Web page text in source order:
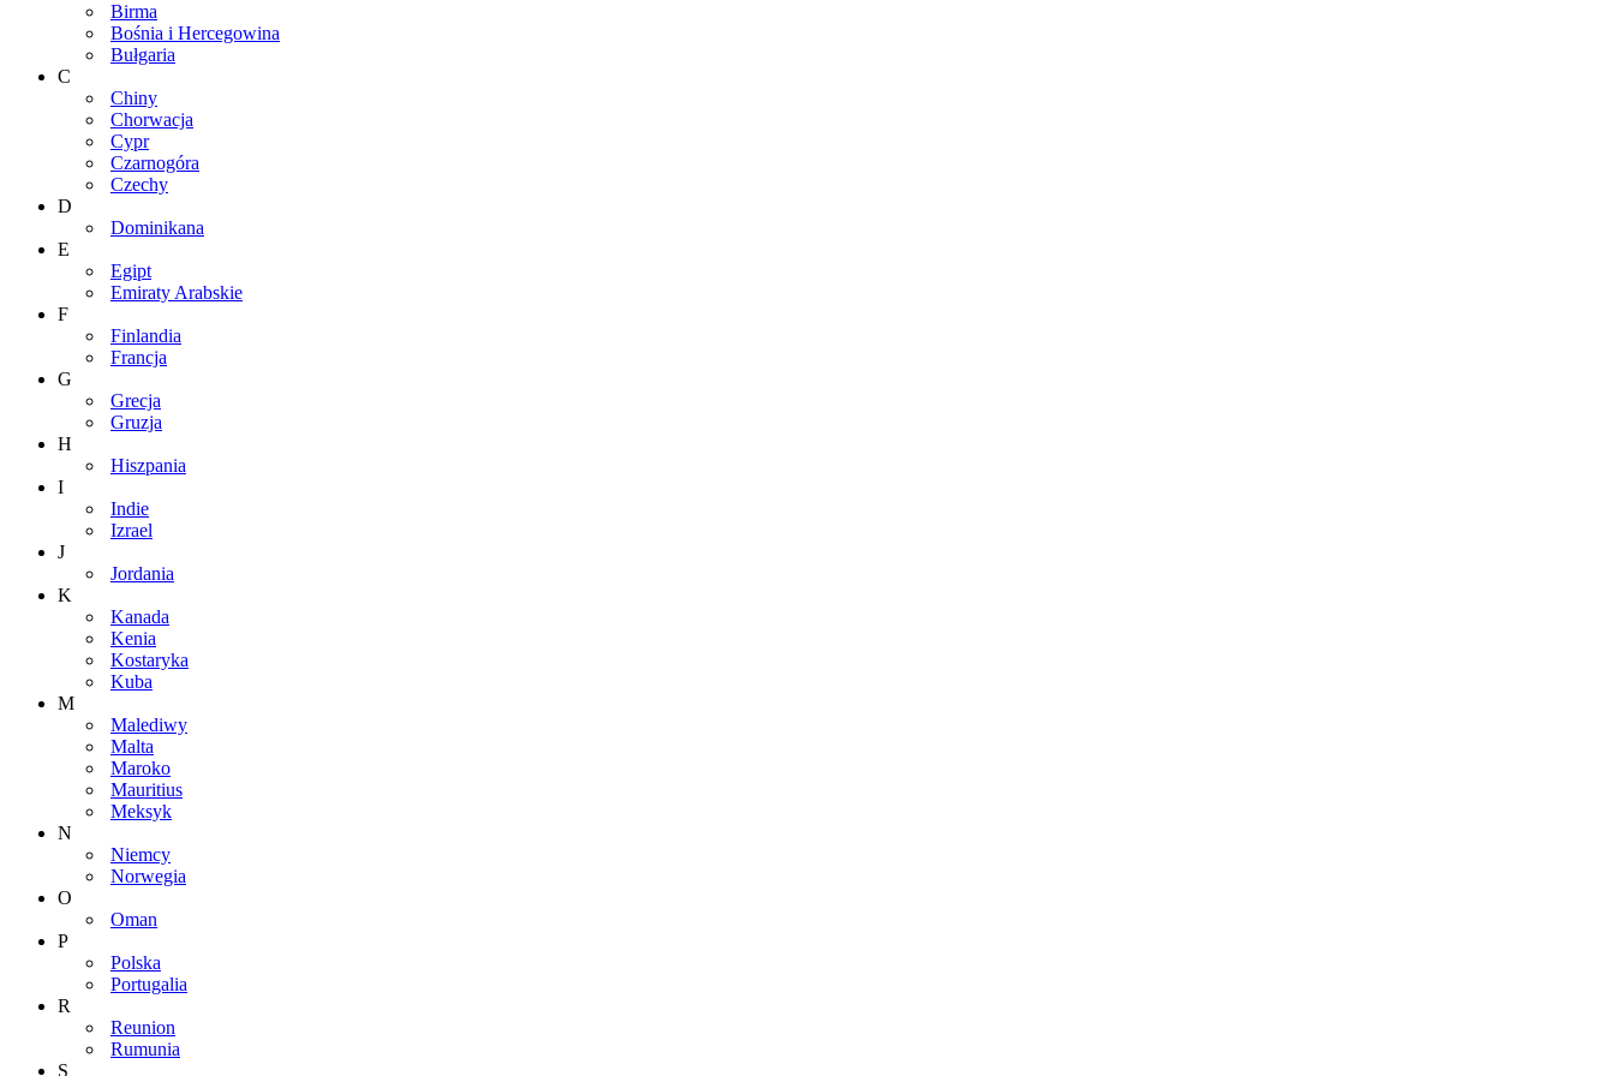
Birma
Bośnia i Hercegowina
Bułgaria
C
Chiny
Chorwacja
Cypr
Czarnogóra
Czechy
D
Dominikana
E
Egipt
Emiraty Arabskie
F
Finlandia
Francja
G
Grecja
Gruzja
H
Hiszpania
I
Indie
Izrael
J
Jordania
K
Kanada
Kenia
Kostaryka
Kuba
M
Malediwy
Malta
Maroko
Mauritius
Meksyk
N
Niemcy
Norwegia
O
Oman
P
Polska
Portugalia
R
Reunion
Rumunia
S